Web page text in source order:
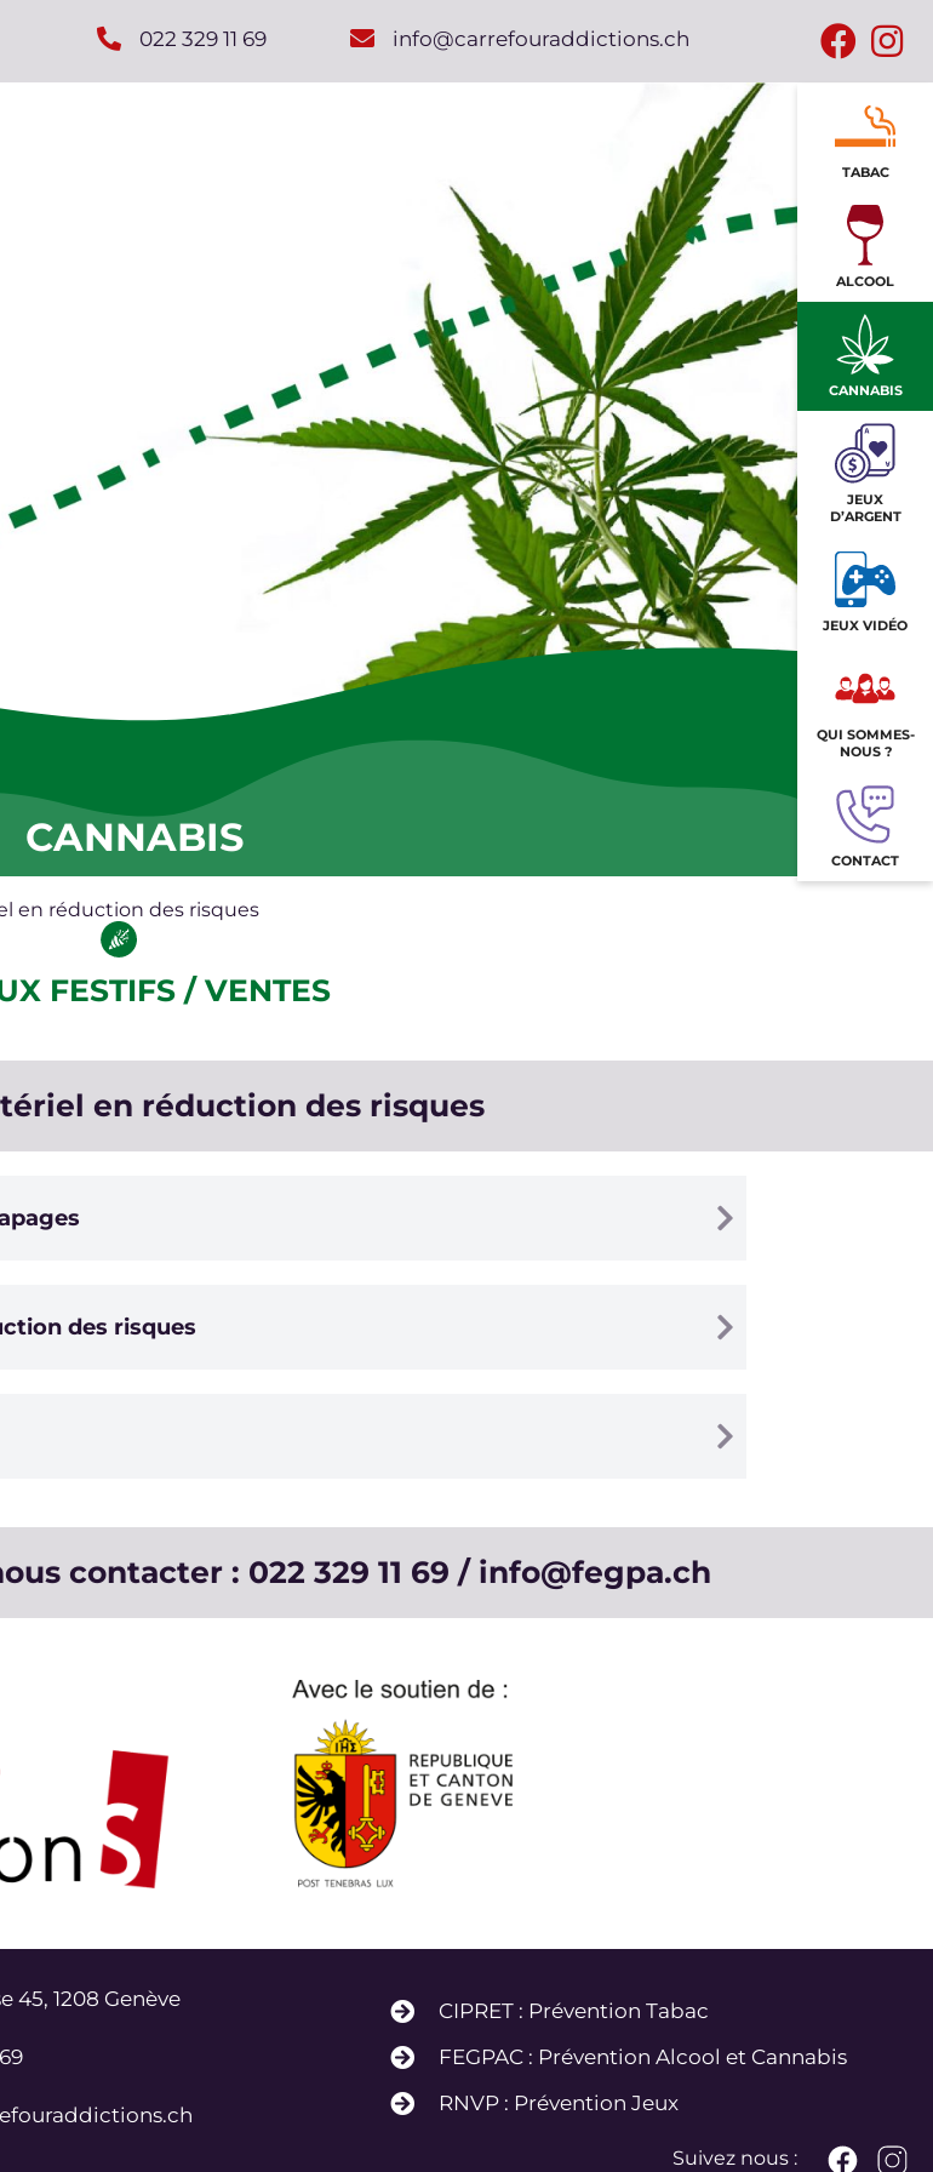
022 329 11 69 info@carrefouraddictions.ch
TABAC
ALCOOL
CANNABIS
JEUX
D’ARGENT
JEUX VIDÉO
QUI SOMMES-
NOUS ?
CONTACT
CANNABIS
en réduction des risques
FESTIFS / VENTES
en réduction des risques
des risques
contacter : 022 329 11 69 / info@fegpa.ch
45, 1208 Genève
CIPRET : Prévention Tabac
FEGPAC : Prévention Alcool et Cannabis
RNVP : Prévention Jeux
Suivez nous :